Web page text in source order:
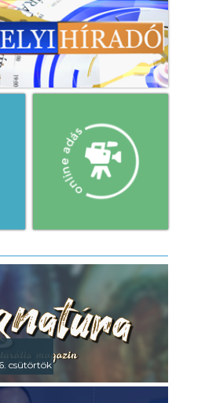
csütörtök